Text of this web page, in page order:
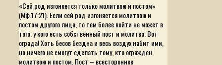
«Сей род изгоняется только молитвою и постом»
(Мф.17:21). Если сей род изгоняется молитвою и
постом другого лица, то тем более войти не может в
того, у кого есть собственный пост и молитва. Вот
ограда! Хоть бесов бездна и весь воздух набит ими,
но ничего не смогут сделать тому, кто огражден
молитвою и постом. Пост – всестороннее